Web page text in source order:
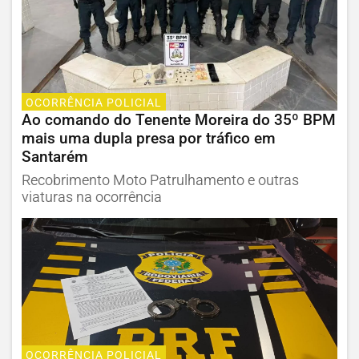
OCORRÊNCIA POLICIAL
Ao comando do Tenente Moreira do 35º BPM
mais uma dupla presa por tráfico em
Santarém
Recobrimento Moto Patrulhamento e outras
viaturas na ocorrência
OCORRÊNCIA POLICIAL